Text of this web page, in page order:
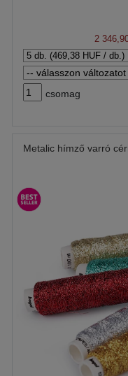
2
csomag
Metalic hímző varró